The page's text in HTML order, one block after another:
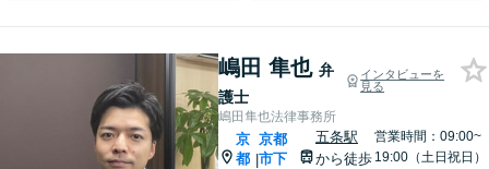
嶋田 隼也 弁
護士
インタビューを
見る
嶋田隼也法律事務所
京
都 |
京都
市下
五条駅
から徒歩
営業時間：09:00~
19:00（土日祝日）